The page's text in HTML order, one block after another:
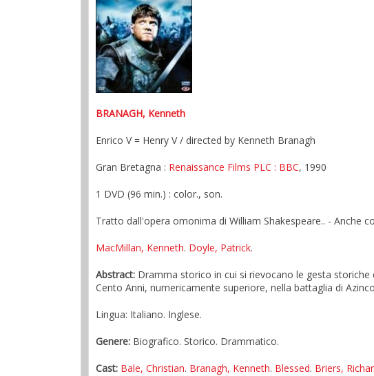
BRANAGH, Kenneth
Enrico V = Henry V / directed by Kenneth Branagh
Gran Bretagna : Renaissance Films PLC : BBC, 1990
1 DVD (96 min.) : color., son.
Tratto dall'opera omonima di William Shakespeare.. - Anche
MacMillan, Kenneth. Doyle, Patrick.
Abstract: Dramma storico in cui si rievocano le gesta
Cento Anni, numericamente superiore, nella battaglia di
Lingua: Italiano. Inglese.
Genere: Biografico. Storico. Drammatico.
Cast: Bale, Christian. Branagh, Kenneth. Blessed. Briers,